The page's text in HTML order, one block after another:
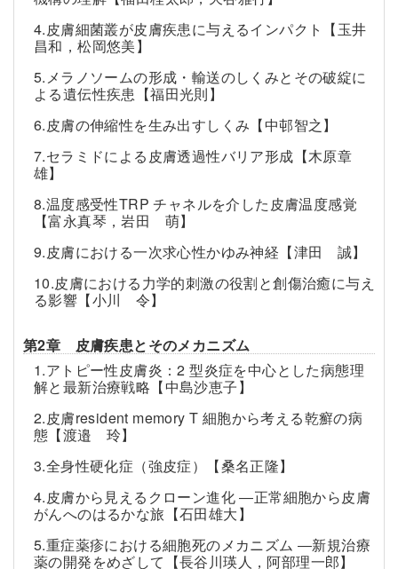
4.皮膚細菌叢が皮膚疾患に与えるインパクト【玉井
昌和，松岡悠美】
5.メラノソームの形成・輸送のしくみとその破綻に
よる遺伝性疾患【福田光則】
6.皮膚の伸縮性を生み出すしくみ【中邨智之】
7.セラミドによる皮膚透過性バリア形成【木原章
雄】
8.温度感受性TRP チャネルを介した皮膚温度感覚
【富永真琴，岩田 萌】
9.皮膚における一次求心性かゆみ神経【津田 誠】
10.皮膚における力学的刺激の役割と創傷治癒に与え
る影響【小川 令】
第2章 皮膚疾患とそのメカニズム
1.アトピー性皮膚炎：2 型炎症を中心とした病態理
解と最新治療戦略【中島沙恵子】
2.皮膚resident memory T 細胞から考える乾癬の病
態【渡邉 玲】
3.全身性硬化症（強皮症）【桑名正隆】
4.皮膚から見えるクローン進化 ―正常細胞から皮膚
がんへのはるかな旅【石田雄大】
5.重症薬疹における細胞死のメカニズム ―新規治療
薬の開発をめざして【長谷川瑛人，阿部理一郎】